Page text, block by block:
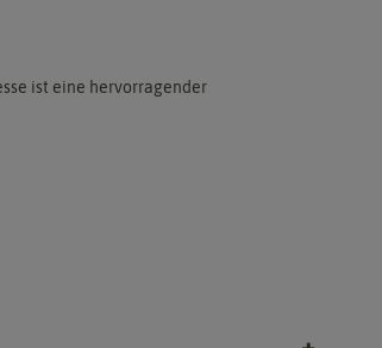
ist eine hervorragender